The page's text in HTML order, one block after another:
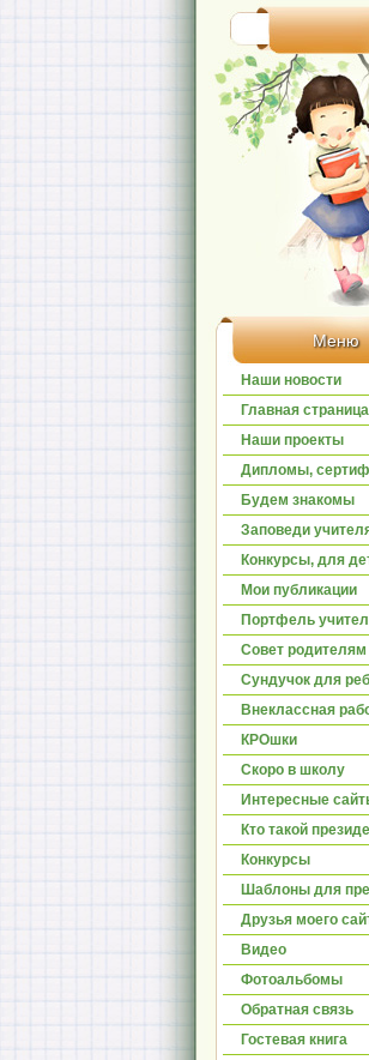
Меню
Наши новости
Главная страница
Наши проекты
Дипломы,
Будем знакомы
Заповеди
Конкурсы, для
Мои публикации
Портфель
Совет родителям
Сундучок для
Внеклассная
КРОшки
Скоро в школу
Интересные
Кто такой
Конкурсы
Шаблоны для
Друзья моего
Видео
Фотоальбомы
Обратная связь
Гостевая книга